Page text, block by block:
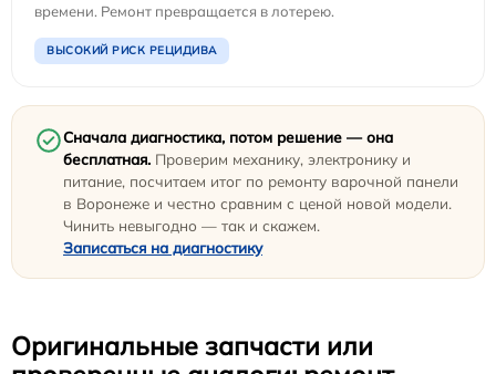
времени. Ремонт превращается в лотерею.
ВЫСОКИЙ РИСК РЕЦИДИВА
Сначала диагностика, потом решение — она
бесплатная. Проверим механику, электронику и
питание, посчитаем итог по ремонту варочной панели
в Воронеже и честно сравним с ценой новой модели.
Чинить невыгодно — так и скажем.
Записаться на диагностику
Оригинальные запчасти или